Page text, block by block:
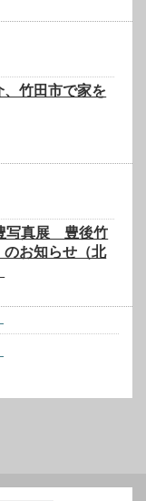
竹田市で家を
写真展 豊後竹
のお知らせ（北